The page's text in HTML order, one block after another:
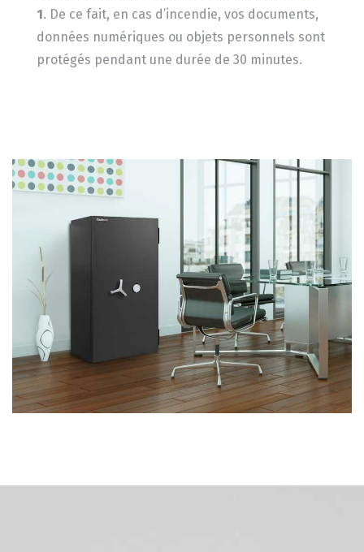
1. De ce fait, en cas d’incendie, vos documents,
données numériques ou objets personnels sont
protégés pendant une durée de 30 minutes.